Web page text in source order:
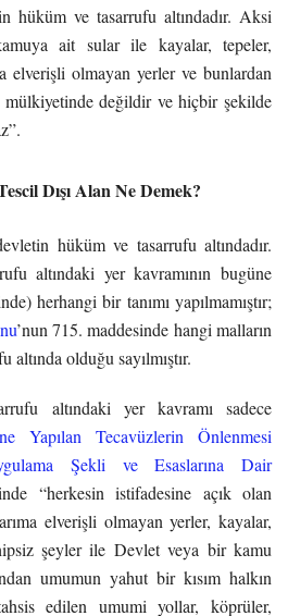
hüküm ve tasarrufu altındadır. Aksi
ait sular ile kayalar, tepeler,
elverişli olmayan yerler ve bunlardan
mülkiyetinde değildir ve hiçbir şekilde
Dışı Alan Ne Demek?
hüküm ve tasarrufu altındadır.
altındaki yer kavramının bugüne
herhangi bir tanımı yapılmamıştır;
’nun 715. maddesinde hangi malların
olduğu sayılmıştır.
altındaki yer kavramı sadece
Yapılan Tecavüzlerin Önlenmesi
Şekli ve Esaslarına Dair
“herkesin istifadesine açık olan
elverişli olmayan yerler, kayalar,
şeyler ile Devlet veya bir kamu
umumun yahut bir kısım halkın
edilen umumi yollar, köprüler,